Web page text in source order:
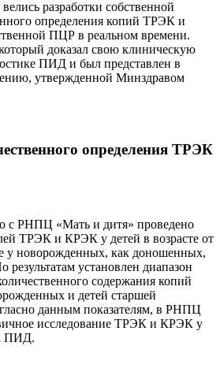
разработки собственной
определения копий ТРЭК и
ПЦР в реальном времени.
доказал свою клиническую
ПИД и был представлен в
утвержденной Минздравом
определения ТРЭК
РНПЦ «Мать и дитя» проведено
ТРЭК и КРЭК у детей в возрасте от
у новорожденных, как доношенных,
установлен диапазон
содержания копий
и детей старшей
данным показателям, в РНПЦ
исследование ТРЭК и КРЭК у
ПИД.